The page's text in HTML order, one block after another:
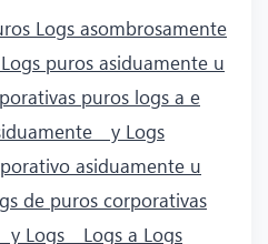
Logs asombrosamente
puros asiduamente u
puros logs a e
_ y Logs
asiduamente u
de puros corporativas
y Logs _ Logs a Logs